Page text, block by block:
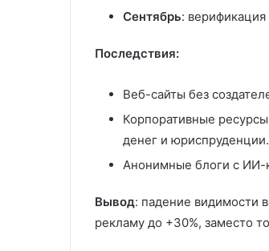
Сентябрь:
Последствия:
Веб-сайты без
Корпоративные
денег и юриспруденции.
Анонимные блоги с ИИ-
Вывод: падение видимости
рекламу до +30%, заместо